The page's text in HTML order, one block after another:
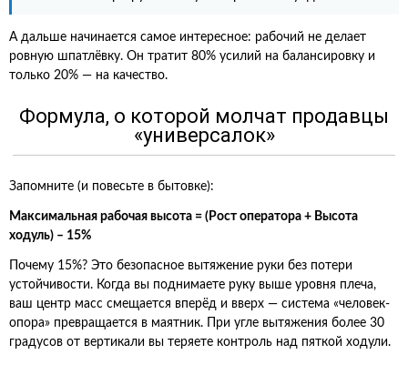
А дальше начинается самое интересное: рабочий не делает
ровную шпатлёвку. Он тратит 80% усилий на балансировку и
только 20% — на качество.
Формула, о которой молчат продавцы
«универсалок»
Запомните (и повесьте в бытовке):
Максимальная рабочая высота = (Рост оператора + Высота
ходуль) – 15%
Почему 15%? Это безопасное вытяжение руки без потери
устойчивости. Когда вы поднимаете руку выше уровня плеча,
ваш центр масс смещается вперёд и вверх — система «человек-
опора» превращается в маятник. При угле вытяжения более 30
градусов от вертикали вы теряете контроль над пяткой ходули.